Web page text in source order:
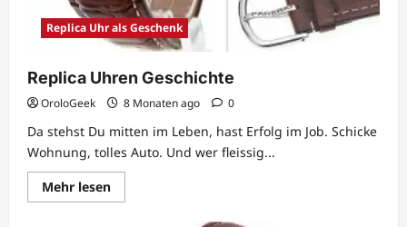
Replica Uhr als Geschenk
Replica Uhren Geschichte
OroloGeek 8 Monaten ago 0
Da stehst Du mitten im Leben, hast Erfolg im Job. Schicke
Wohnung, tolles Auto. Und wer fleissig...
Mehr lesenLesen
Sie